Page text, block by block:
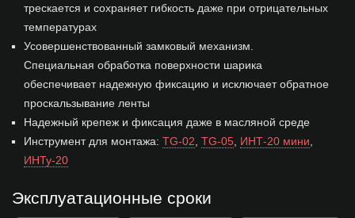
трескается и сохраняет гибкость даже при отрицательных
температурах
Усовершенствованный замковый механизм.
Специальная обработка поверхности шарика
обеспечивает надежную фиксацию и исключает обратное
проскальзывание ленты
Надежный крепеж и фиксация даже в масляной среде
Инструмент для монтажа: TG-02, TG-05, ИНТ-20 мини,
ИНТу-20
Эксплуатационные сроки